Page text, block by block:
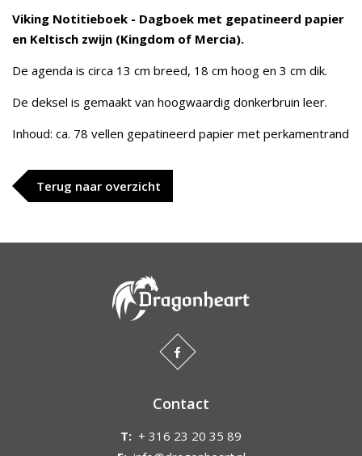
Viking Notitieboek - Dagboek met gepatineerd papier
en Keltisch zwijn (Kingdom of Mercia).
De agenda is circa 13 cm breed, 18 cm hoog en 3 cm dik.
De deksel is gemaakt van hoogwaardig donkerbruin leer.
Inhoud: ca. 78 vellen gepatineerd papier met perkamentrand
Terug naar overzicht
Contact
T: + 316 23 20 35 89